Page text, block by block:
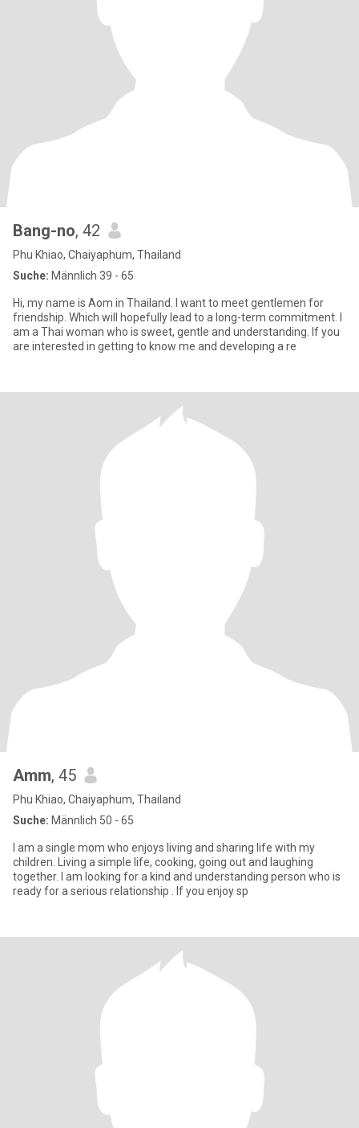
Bang-no, 42
Phu Khiao, Chaiyaphum, Thailand
Suche: Männlich 39 - 65
Hi, my name is Aom in Thailand. I want to meet gentlemen for
friendship. Which will hopefully lead to a long-term commitment. I
am a Thai woman who is sweet, gentle and understanding. If you
are interested in getting to know me and developing a re
Amm, 45
Phu Khiao, Chaiyaphum, Thailand
Suche: Männlich 50 - 65
I am a single mom who enjoys living and sharing life with my
children. Living a simple life, cooking, going out and laughing
together. I am looking for a kind and understanding person who is
ready for a serious relationship . If you enjoy sp